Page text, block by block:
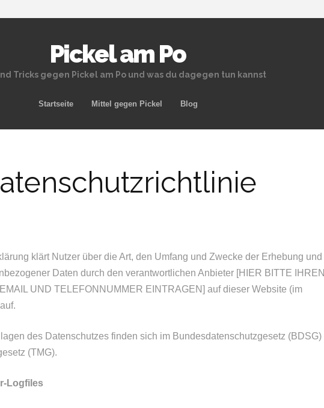
Pickel am Po
Tricks gegen Pickel am Po und was du dagegen tun kannst
Zum Inhalt springen
Startseite Mittel gegen Pickel Blog
klärt Nutzer über die Art, den Umfang und Zwecke der Erhebung und
Daten durch den verantwortlichen Anbieter [HIER BITTE IHREN
UND TELEFONNUMMER EINTRAGEN] auf dieser Website (im
des Datenschutzes finden sich im Bundesdatenschutzgesetz (BDSG)
(TMG).
Logfiles